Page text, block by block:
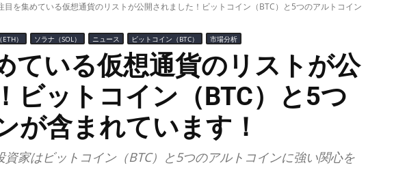
目を集めている仮想通貨のリストが公開されました！ビットコイン（BTC）と5つのアルトコイン
） ソラナ（SOL） ニュース ビットコイン（BTC） 市場分析
ている仮想通貨のリストが公
ビットコイン（BTC）と5つ
が含まれています！
家はビットコイン（BTC）と5つのアルトコインに強い関心を